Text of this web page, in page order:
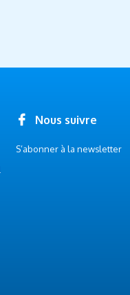
Nous suivre
S’abonner à la newsletter